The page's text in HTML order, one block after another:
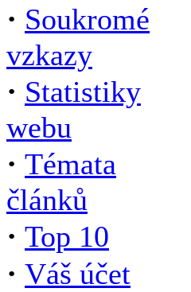
· Soukromé
vzkazy
· Statistiky
webu
· Témata
článků
· Top 10
· Váš účet